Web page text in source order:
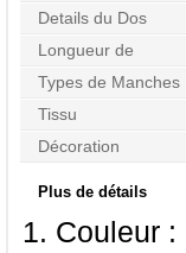
Details du Dos
Longueur de
Manches
Types de Manches
Tissu
Décoration
Plus de détails
Couleur :